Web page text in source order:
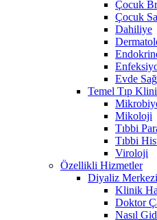
Çocuk
Çocuk
Dahiliye
Evde
Temel Tıp
Mikoloji
Tıbbi
Tıbbi
Viroloji
Özellikli Hizmetler
Diyaliz Merkezi
Klinik
Doktor
Nasıl